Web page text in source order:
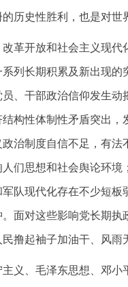
历史性胜利，也是对世
革开放和社会主义现
列长期积累及新出现
、干部政治信仰发生
构性体制性矛盾突出
治制度自信不足，有
们思想和社会舆论环
队现代化存在不少短
。面对这些影响党长期
撸起袖子加油干、风
义、毛泽东思想、邓